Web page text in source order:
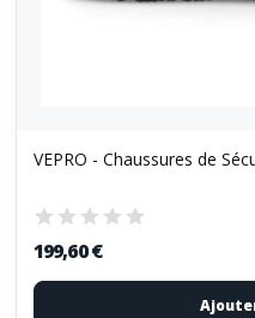
VEPRO - Chaussures de
199,60 €